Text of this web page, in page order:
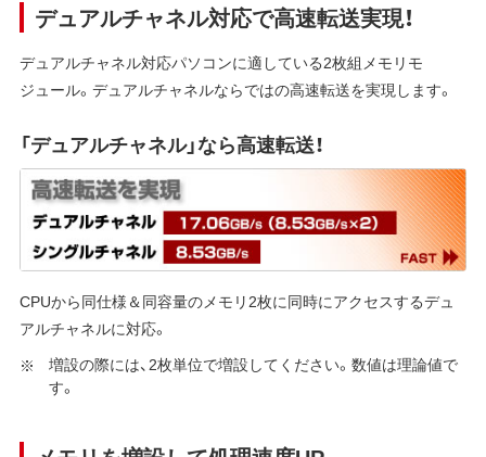
デュアルチャネル対応で高速転送実現！
デュアルチャネル対応パソコンに適している2枚組メモリモ
ジュール。デュアルチャネルならではの高速転送を実現します。
「デュアルチャネル」なら高速転送！
CPUから同仕様＆同容量のメモリ2枚に同時にアクセスするデュ
アルチャネルに対応。
増設の際には、2枚単位で増設してください。数値は理論値で
す。